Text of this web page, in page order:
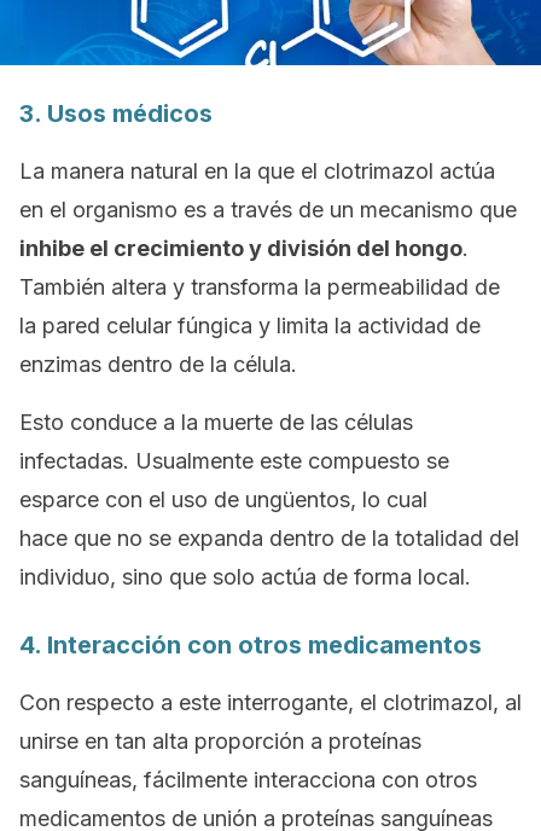
3. Usos médicos
La manera natural en la que el clotrimazol actúa
en el organismo es a través de un mecanismo que
inhibe el crecimiento y división del hongo.
También altera y transforma la permeabilidad de
la pared celular fúngica y limita la actividad de
enzimas dentro de la célula.
Esto conduce a la muerte de las células
infectadas. Usualmente este compuesto se
esparce con el uso de ungüentos, lo cual
hace que no se expanda dentro de la totalidad del
individuo, sino que solo actúa de forma local.
4. Interacción con otros medicamentos
Con respecto a este interrogante, el clotrimazol, al
unirse en tan alta proporción a proteínas
sanguíneas, fácilmente interacciona con otros
medicamentos de unión a proteínas sanguíneas